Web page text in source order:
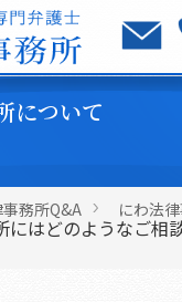
について
務所Q&A にわ法
にはどのようなご相